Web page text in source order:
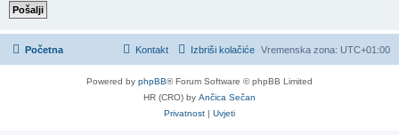
Početna Vremenska zona: UTC+01:00
Izbriši kolačiće
Kontakt
Powered by phpBB® Forum Software © phpBB Limited
HR (CRO) by Ančica Sečan
Privatnost | Uvjeti